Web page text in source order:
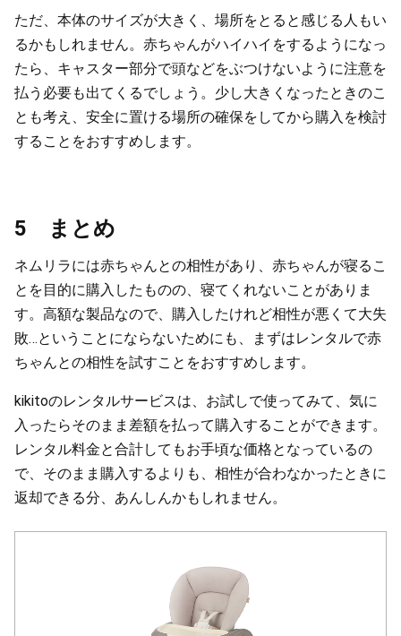
ただ、本体のサイズが大きく、場所をとると感じる人もい
るかもしれません。赤ちゃんがハイハイをするようになっ
たら、キャスター部分で頭などをぶつけないように注意を
払う必要も出てくるでしょう。少し大きくなったときのこ
とも考え、安全に置ける場所の確保をしてから購入を検討
することをおすすめします。
5 まとめ
ネムリラには赤ちゃんとの相性があり、赤ちゃんが寝るこ
とを目的に購入したものの、寝てくれないことがありま
す。高額な製品なので、購入したけれど相性が悪くて大失
敗…ということにならないためにも、まずはレンタルで赤
ちゃんとの相性を試すことをおすすめします。
kikitoのレンタルサービスは、お試しで使ってみて、気に
入ったらそのまま差額を払って購入することができます。
レンタル料金と合計してもお手頃な価格となっているの
で、そのまま購入するよりも、相性が合わなかったときに
返却できる分、あんしんかもしれません。